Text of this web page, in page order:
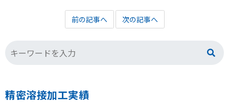
前の記事へ 次の記事へ
精密溶接加工実績